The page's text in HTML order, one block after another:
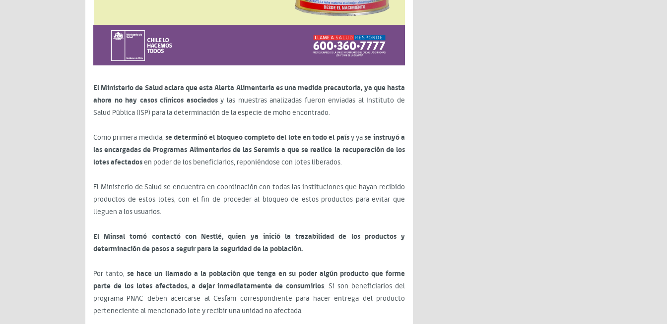
El Ministerio de Salud aclara que esta Alerta Alimentaria es una medida precautoria, ya que hasta
ahora no hay casos clínicos asociadosy las muestras analizadas fueron enviadas al Instituto de
Salud Pública (ISP) para la determinación de la especie de moho encontrado.
Como primera medida,se determinó el bloqueo completo del lote en todo el paísy yase instruyó a
las encargadas de Programas Alimentarios de las Seremis a que se realice la recuperación de los
lotes afectadosen poder de los beneficiarios, reponiéndose con lotes liberados.
El Ministerio de Salud se encuentra en coordinación con todas las instituciones que hayan recibido
productos de estos lotes, con el fin de proceder al bloqueo de estos productos para evitar que
lleguen a los usuarios.
El Minsal tomó contactó con Nestlé, quien ya inició la trazabilidad de los productos y
determinación de pasos a seguir para la seguridad de la población.
Por tanto, se hace un llamado a la población que tenga en su poder algún producto que forme
parte de los lotes afectados, a dejar inmediatamente de consumirlos. Si son beneficiarios del
programa PNAC deben acercarse al Cesfam correspondiente para hacer entrega del producto
perteneciente al mencionado lote y recibir una unidad no afectada.